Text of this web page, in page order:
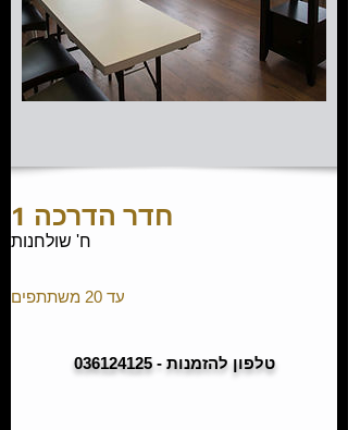
חדר הדרכה 1
עד 20 משתתפים
טלפון להזמנות - 036124125